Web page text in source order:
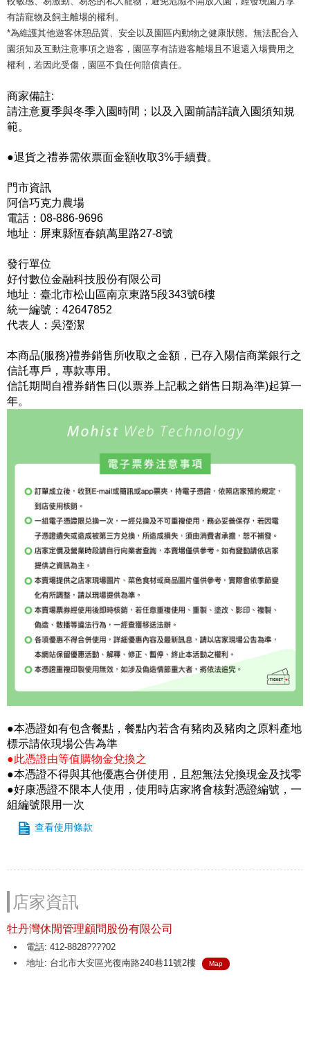
有請寵物及飼主離場的權利。
*為維護其他遊客休憩品質、安全以及園區内動物之健康狀態。無法配合入
園須知及互動注意事項之遊客，園區享有請遊客離場且不退還入場費用之
權利，若因此受傷，園區不負任何賠償責任。
商家備註:
請注意夏季與冬季入園時間；以及入園前請詳讀入園須知規
範。
●退貨之禮券需依票面金額收取3%手續費。
門市資訊
阿信巧克力農場
電話：08-886-9696
地址：屏東縣恆春鎮萬里路27-8號
發行單位
好付數位金融科技股份有限公司
地址：臺北市松山區南京東路5段343號6樓
統一編號：42647852
代表人：吳瀅潔
本商品(服務)禮券銷售所收取之金額，已存入陽信商業銀行之
信託專戶，專款專用。
信託期間自禮券銷售日(以票券上記載之銷售日期為準)起算一
年。
●本憑證如有包含餐點，餐點內若含有豬肉及豬肉之原料產地
標示請依現場公告為準
●此憑證由等值購物金兌換之
●本憑證不得與其他優惠合併使用，且恕無法兌換現金及找零
●好康憑證不限本人使用，使用時店家將會核對憑證編號，一
組編號限用一次
查看使用條款
店家資訊
牡丹灣休閒管理顧問股份有限公司
電話: 412-8828????02
地址: 台北市大安區光復南路240巷11號2樓
Map